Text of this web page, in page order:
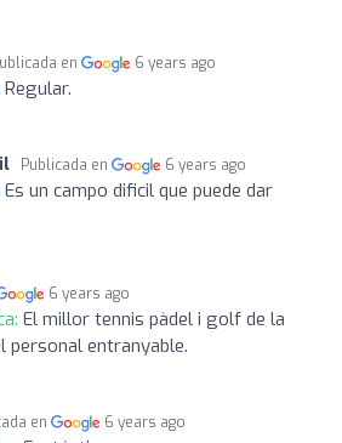
en 6 years ago
Regular.
Publicada en 6 years ago
Es un campo dificil que puede dar
6 years ago
El millor tennis pàdel i golf de la
personal entranyable.
en 6 years ago